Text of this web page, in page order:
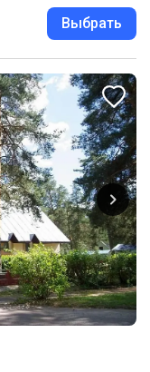
Выбрать